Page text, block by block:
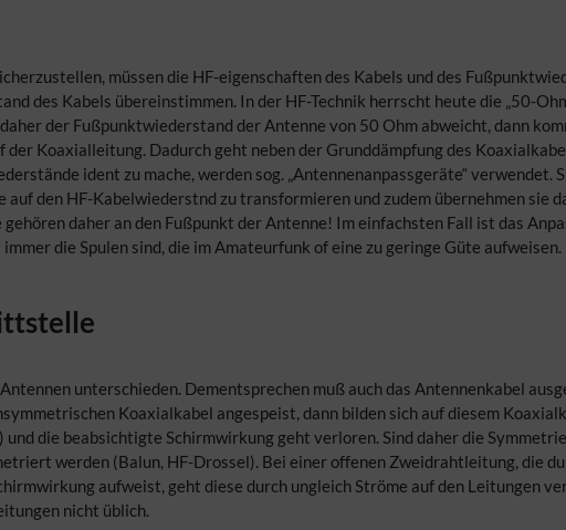
müssen die HF-eigenschaften des Kabels und des
des Kabels übereinstimmen. In der HF-Technik herrscht heute die „50-
der Fußpunktwiederstand der Antenne von 50 Ohm abweicht, dann
Koaxialleitung. Dadurch geht neben der Grunddämpfung des
ident zu mache, werden sog. „Antennenanpassgeräte“ verwendet.
den HF-Kabelwiederstnd zu transformieren und zudem übernehmen sie
daher an den Fußpunkt der Antenne! Im einfachsten Fall ist das
die Spulen sind, die im Amateurfunk of eine zu geringe Güte aufweisen.
unterschieden. Dementsprechen muß auch das Antennenkabel
Koaxialkabel angespeist, dann bilden sich auf diesem
die beabsichtigte Schirmwirkung geht verloren. Sind daher die
werden (Balun, HF-Drossel). Bei einer offenen Zweidrahtleitung, die
aufweist, geht diese durch ungleich Ströme auf den Leitungen
nicht üblich.